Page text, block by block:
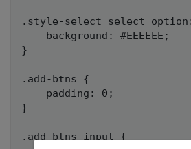
.style-select select
    background: #EEEEEE;
}
.add-btns {
    padding: 0;
}
.add-btns input {